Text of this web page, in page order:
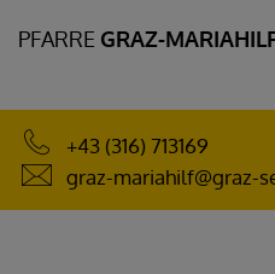
PFARRE GRAZ-
+43 (316) 713169
graz-mariahilf@graz-